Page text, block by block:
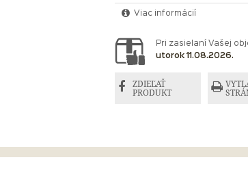
Viac informácií
Pri zasielaní Vašej
utorok 11.08.2026.
ZDIEĽAŤ
PRODUKT